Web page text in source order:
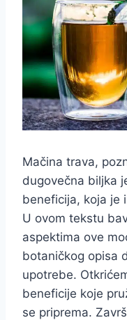
Mačina trava,
dugovečna biljka
beneficija, koja je
U ovom tekstu
aspektima ove
botaničkog opisa
upotrebe.
beneficije koje
se priprema.